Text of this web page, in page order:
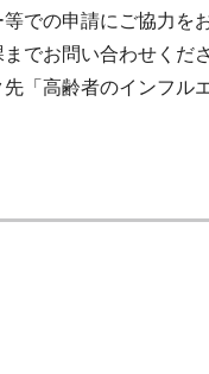
での申請にご協力を
でお問い合わせくださ
「高齢者のインフル